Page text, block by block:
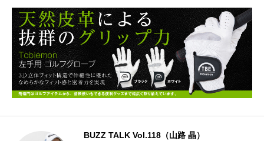
BUZZ TALK Vol.118（山路 晶）